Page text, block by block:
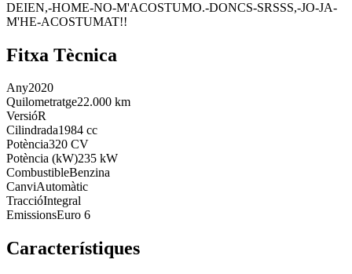
DEIEN,-HOME-NO-M'ACOSTUMO.-DONCS-SRSSS,-JO-JA-
M'HE-ACOSTUMAT!!
Fitxa Tècnica
Any2020
Quilometratge22.000 km
VersióR
Cilindrada1984 cc
Potència320 CV
Potència (kW)235 kW
CombustibleBenzina
CanviAutomàtic
TraccióIntegral
EmissionsEuro 6
Característiques